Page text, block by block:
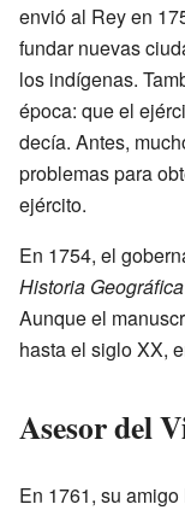
envió al Rey en
fundar nuevas
los indígenas.
época: que el
decía. Antes,
problemas para
ejército.
En 1754, el
Historia
Aunque el
hasta el siglo XX,
Asesor del
En 1761, su